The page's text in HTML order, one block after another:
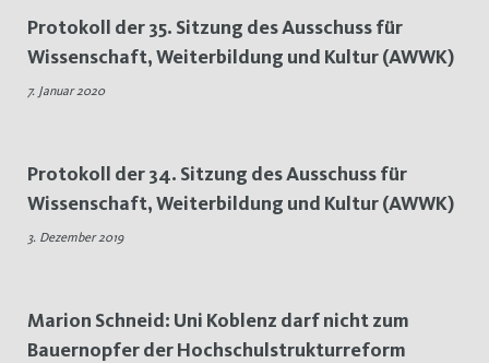
Protokoll der 35. Sitzung des Ausschuss für
Wissenschaft, Weiterbildung und Kultur (AWWK)
7. Januar 2020
Protokoll der 34. Sitzung des Ausschuss für
Wissenschaft, Weiterbildung und Kultur (AWWK)
3. Dezember 2019
Marion Schneid: Uni Koblenz darf nicht zum
Bauernopfer der Hochschulstrukturreform